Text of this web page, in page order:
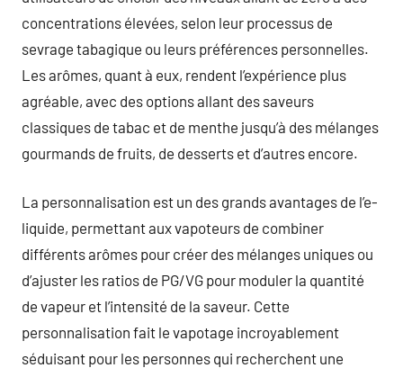
concentrations élevées, selon leur processus de
sevrage tabagique ou leurs préférences personnelles.
Les arômes, quant à eux, rendent l’expérience plus
agréable, avec des options allant des saveurs
classiques de tabac et de menthe jusqu’à des mélanges
gourmands de fruits, de desserts et d’autres encore.
La personnalisation est un des grands avantages de l’e-
liquide, permettant aux vapoteurs de combiner
différents arômes pour créer des mélanges uniques ou
d’ajuster les ratios de PG/VG pour moduler la quantité
de vapeur et l’intensité de la saveur. Cette
personnalisation fait le vapotage incroyablement
séduisant pour les personnes qui recherchent une